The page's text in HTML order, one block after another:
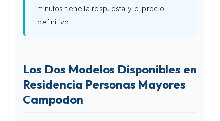
minutos tiene la respuesta y el precio
definitivo.
Los Dos Modelos Disponibles en
Residencia Personas Mayores
Campodon